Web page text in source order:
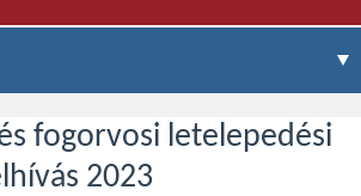
fogorvosi letelepedési
2023